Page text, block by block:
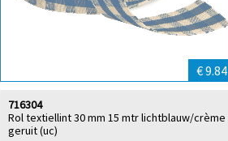
€ 9.84
Rol textiellint 30 mm 15 mtr lichtblauw/crème
geruit (uc)
716304